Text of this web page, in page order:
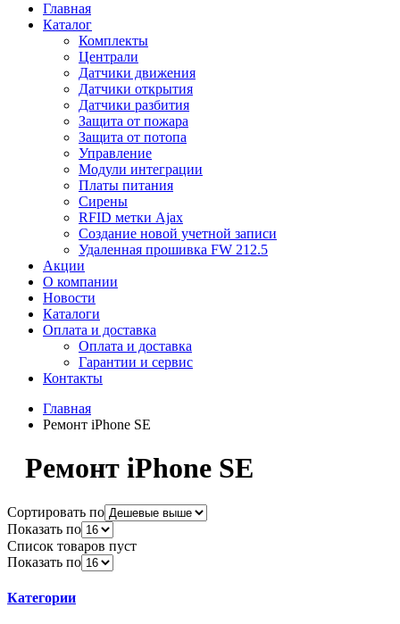
Главная
Каталог
Комплекты
Централи
Датчики движения
Датчики открытия
Датчики разбития
Защита от пожара
Защита от потопа
Управление
Модули интеграции
Платы питания
Сирены
RFID метки Ajax
Создание новой учетной записи
Удаленная прошивка FW 212.5
Акции
О компании
Новости
Каталоги
Оплата и доставка
Оплата и доставка
Гарантии и сервис
Контакты
Главная
Ремонт iPhone SE
Ремонт iPhone SE
Сортировать по
Показать по
Список товаров пуст
Показать по
Категории